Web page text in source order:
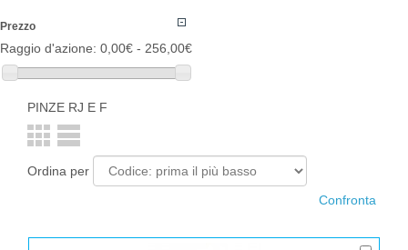
Prezzo
Raggio d'azione: 0,00€ - 256,00€
PINZE RJ E F
Ordina per